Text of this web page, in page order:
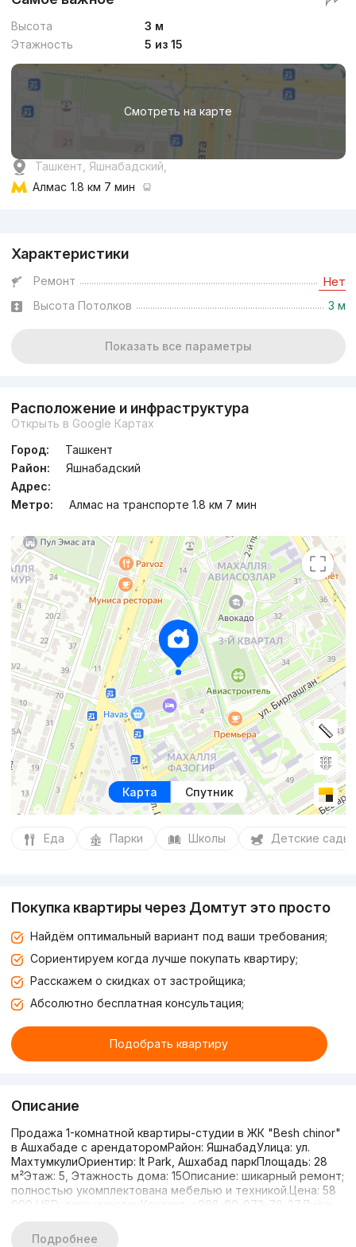
Высота
3 м
Этажность
5 из 15
Смотреть на карте
Ташкент, Яшнабадский,
Алмас 1.8 км 7 мин
Характеристики
Ремонт Нет
Высота Потолков 3 м
Показать все параметры
Расположение и инфраструктура
Открыть в Google Картах
Город:
Ташкент
Район:
Яшнабадский
Адрес:
Метро:
Алмас на транспорте 1.8 км 7 мин
Карта Спутник
Еда Парки Школы Детские сады
Покупка квартиры через Домтут это просто
Найдём оптимальный вариант под ваши требования;
Сориентируем когда лучше покупать квартиру;
Расскажем о скидках от застройщика;
Абсолютно бесплатная консультация;
Подобрать квартиру
Описание
Продажа 1-комнатной квартиры-студии в ЖК "Besh chinor"
в Ашхабаде с арендаторомРайон: ЯшнабадУлица: ул.
МахтумкулиОриентир: It Park, Ашхабад паркПлощадь: 28
м²Этаж: 5, Этажность дома: 15Описание: шикарный ремонт;
полностью укомплектована мебелью и техникой.Цена: 58
000 USD, торг уместенКонтакт: +998-90-072-70-27Диёр
Подробнее